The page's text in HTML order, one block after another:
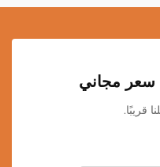
مجاني
قريبًا.